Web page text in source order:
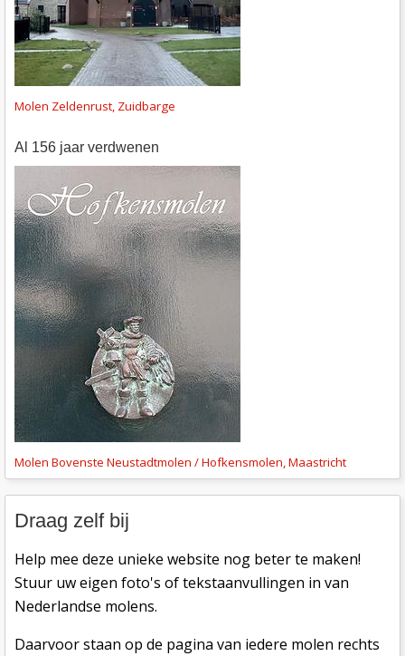
Molen Zeldenrust, Zuidbarge
al 156 jaar verdwenen
Molen Bovenste Neustadtmolen / Hofkensmolen, Maastricht
Draag zelf bij
Help mee deze unieke website nog beter te maken!
Stuur uw eigen foto's of tekstaanvullingen in van
Nederlandse molens.
Daarvoor staan op de pagina van iedere molen rechts